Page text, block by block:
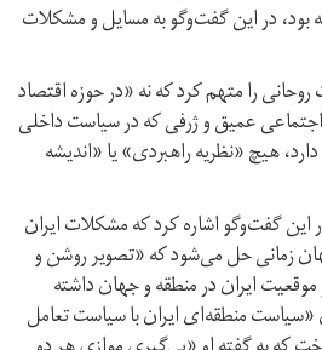
بود، در این گفت‌وگو به مسایل و مشکلات
را متهم کرد که نه «در حوزه اقتصاد
عمیق و ژرفی که در سیاست داخلی
هیچ «نظریه راهبردی» یا «اندیشه
این گفت‌وگو اشاره کرد که مشکلات ایران
زمانی حل می‌شود که «تصویر روشن و
ایران در منطقه و جهان داشته
منطقه‌ای ایران با سیاست تعامل